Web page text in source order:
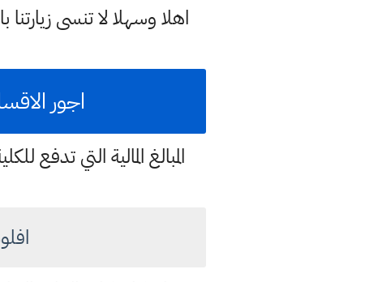
اهلا وسهلالا تنسى زيارتنا
اجور
المبالغ المالية التي